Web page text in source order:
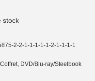
stock
2-2-1-1-1-1-1-2-1-1-1-1
Coffret, DVD/Blu-ray/Steelbook